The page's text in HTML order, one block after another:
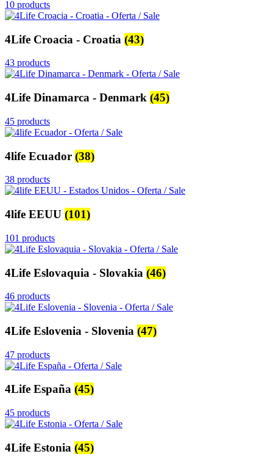
10 products
4Life Croacia - Croatia (43)
43 products
4Life Dinamarca - Denmark (45)
45 products
4life Ecuador (38)
38 products
4life EEUU (101)
101 products
4Life Eslovaquia - Slovakia (46)
46 products
4Life Eslovenia - Slovenia (47)
47 products
4Life España (45)
45 products
4Life Estonia (45)